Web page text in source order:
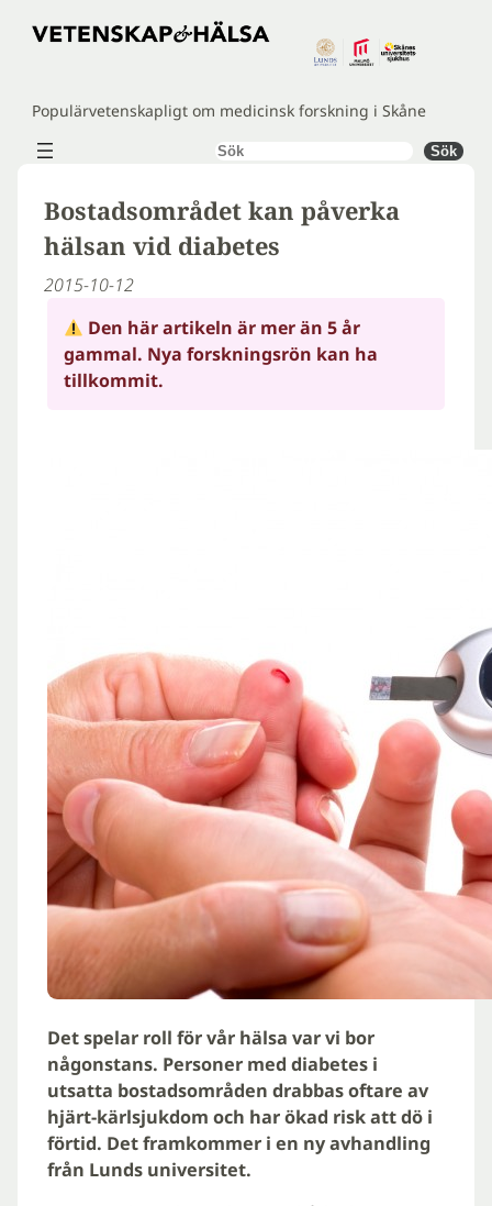
Hoppa
Populärvetenskapligt om medicinsk forskning i Skåne
Sök Sök
Bostadsområdet kan påverka
hälsan vid diabetes
2015-10-12
Den här artikeln är mer än 5 år
gammal. Nya forskningsrön kan ha
tillkommit.
Det spelar roll för vår hälsa var vi bor
någonstans. Personer med diabetes i
utsatta bostadsområden drabbas oftare av
hjärt-kärlsjukdom och har ökad risk att dö i
förtid. Det framkommer i en ny avhandling
från Lunds universitet.